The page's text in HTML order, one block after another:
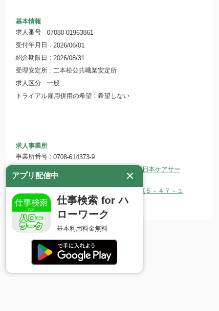
基本情報
求人番号
07080-01963861
受付年月日
2026/06/01
紹介期限日
2026/08/31
受理安定所
二本松公共職業安定所
求人区分
一般
トライアル雇用併用の希望
希望しない
求人事業所
事業所番号
0708-614373-9
事業所名
東日本ケアサービス株式会社 東日本ケアサー
ビス二本松
〒964-0938 福島県二本松市安達ヶ原５－４７－１
ホームページ
http://higashicare.jp/
アプリ配信中
仕事検索 for ハ
ローワーク
基本利用料金無料